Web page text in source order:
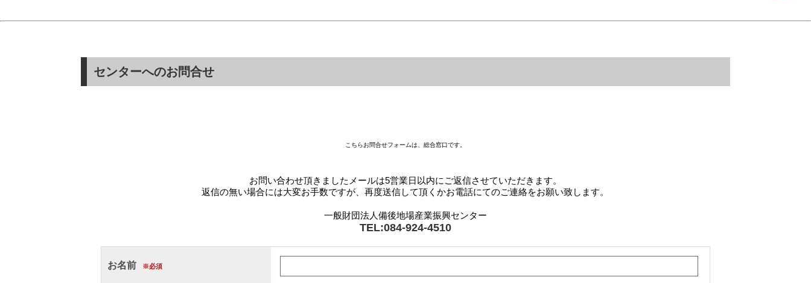
センターへのお問合せ
こちらお問合せフォームは、総合窓口です。
お問い合わせ頂きましたメールは5営業日以内にご返信させていただきます。
返信の無い場合には大変お手数ですが、再度送信して頂くかお電話にてのご連絡をお願い致します。
一般財団法人備後地場産業振興センター
TEL:084-924-4510
お名前 ※必須